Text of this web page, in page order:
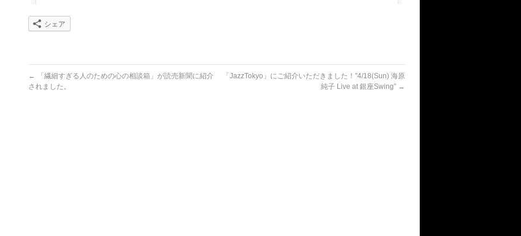
シェア
←
「繊細すぎる人のための心の相談箱」が読売新聞に紹介
されました。
「JazzTokyo」にご紹介いただきました！”4/18(Sun) 海原
純子 Live at 銀座Swing” →